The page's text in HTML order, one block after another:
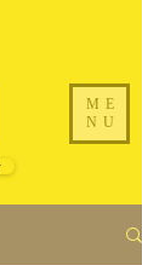
ME
NU